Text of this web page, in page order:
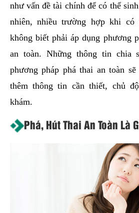
như vấn đề tài chính để có thể
nhiên, nhiều trường hợp khi có
không biết phải áp dụng phương
an toàn. Những thông tin chia
phương pháp phá thai an toàn
thêm thông tin cần thiết, chủ
khám.
Phá, Hút Thai An Toàn Là